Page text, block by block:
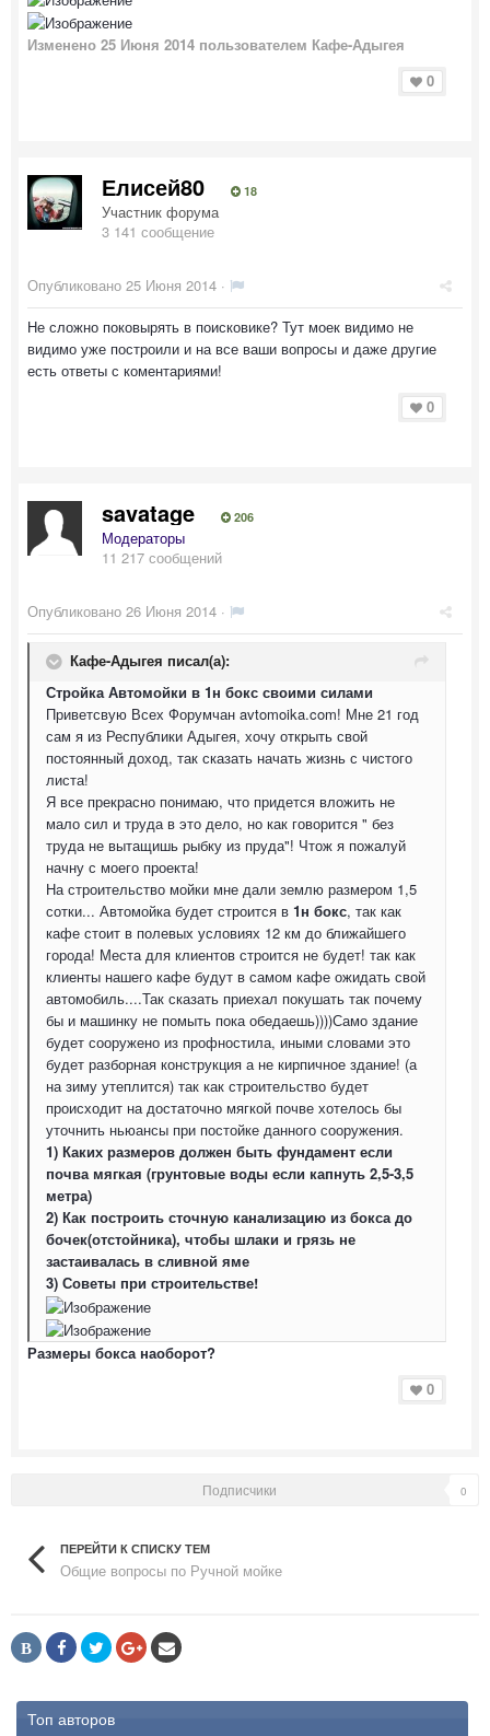
Изменено 25 Июня 2014 пользователем Кафе-Адыгея
0
Елисей80 18
Участник форума
3 141 сообщение
Опубликовано 25 Июня 2014 ·
Не сложно поковырять в поисковике? Тут моек видимо не
видимо уже построили и на все ваши вопросы и даже другие
есть ответы с коментариями!
0
savatage 206
Модераторы
11 217 сообщений
Опубликовано 26 Июня 2014 ·
Кафе-Адыгея писал(а):
Стройка Автомойки в 1н бокс своими силами
Приветсвую Всех Форумчан avtomoika.com! Мне 21 год
сам я из Республики Адыгея, хочу открыть свой
постоянный доход, так сказать начать жизнь с чистого
листа!
Я все прекрасно понимаю, что придется вложить не
мало сил и труда в это дело, но как говорится " без
труда не вытащишь рыбку из пруда"! Чтож я пожалуй
начну с моего проекта!
На строительство мойки мне дали землю размером 1,5
сотки... Автомойка будет строится в 1н бокс, так как
кафе стоит в полевых условиях 12 км до ближайшего
города! Места для клиентов строится не будет! так как
клиенты нашего кафе будут в самом кафе ожидать свой
автомобиль....Так сказать приехал покушать так почему
бы и машинку не помыть пока обедаешь))))Само здание
будет сооружено из профностила, иными словами это
будет разборная конструкция а не кирпичное здание! (а
на зиму утеплится) так как строительство будет
происходит на достаточно мягкой почве хотелось бы
уточнить ньюансы при постойке данного сооружения.
1) Каких размеров должен быть фундамент если
почва мягкая (грунтовые воды если капнуть 2,5-3,5
метра)
2) Как построить сточную канализацию из бокса до
бочек(отстойника), чтобы шлаки и грязь не
застаивалась в сливной яме
3) Советы при строительстве!
Размеры бокса наоборот?
0
Подписчики 0
ПЕРЕЙТИ К СПИСКУ ТЕМ
Общие вопросы по Ручной мойке
В
Топ авторов